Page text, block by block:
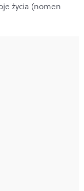
życia (nomen